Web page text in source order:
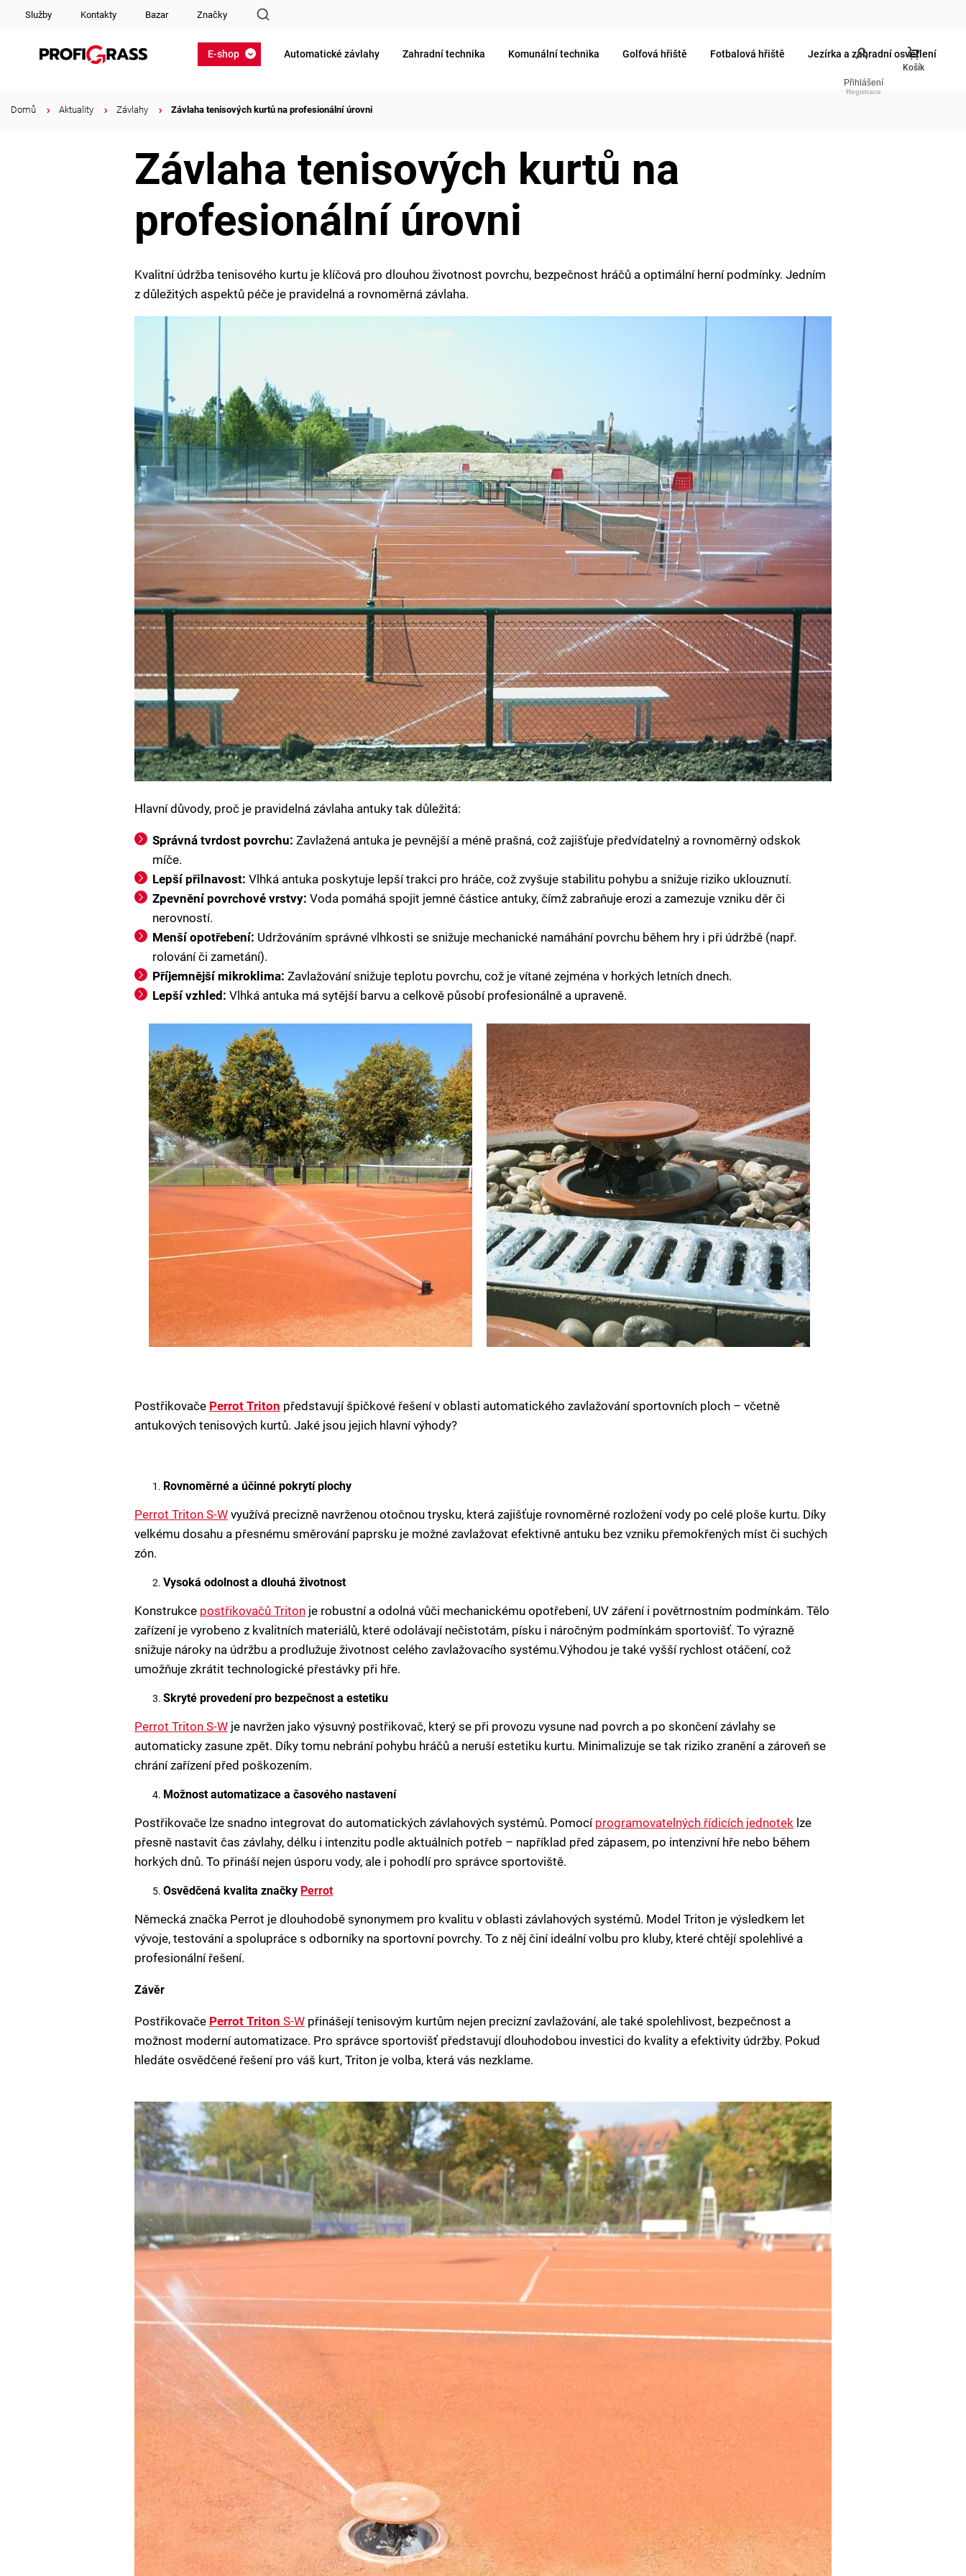
Služby Kontakty Bazar Značky
Přihlášení
E-shop Automatické závlahy Zahradní technika Komunální technika Golfová hřiště Fotbalová hřiště Jezírka a zahradní osvětlení
Domů Aktuality Závlahy Závlaha tenisových kurtů na profesionální úrovni
Závlaha tenisových kurtů na
profesionální úrovni
Kvalitní údržba tenisového kurtu je klíčová pro dlouhou životnost povrchu, bezpečnost hráčů a optimální herní podmínky. Jedním
z důležitých aspektů péče je pravidelná a rovnoměrná závlaha.
Hlavní důvody, proč je pravidelná závlaha antuky tak důležitá:
Správná tvrdost povrchu: Zavlažená antuka je pevnější a méně prašná, což zajišťuje předvídatelný a rovnoměrný odskok
míče.
Lepší přilnavost: Vlhká antuka poskytuje lepší trakci pro hráče, což zvyšuje stabilitu pohybu a snižuje riziko uklouznutí.
Zpevnění povrchové vrstvy: Voda pomáhá spojit jemné částice antuky, čímž zabraňuje erozi a zamezuje vzniku děr či
nerovností.
Menší opotřebení: Udržováním správné vlhkosti se snižuje mechanické namáhání povrchu během hry i při údržbě (např.
rolování či zametání).
Příjemnější mikroklima: Zavlažování snižuje teplotu povrchu, což je vítané zejména v horkých letních dnech.
Lepší vzhled: Vlhká antuka má sytější barvu a celkově působí profesionálně a upraveně.
Postřikovače Perrot Triton představují špičkové řešení v oblasti automatického zavlažování sportovních ploch – včetně
antukových tenisových kurtů. Jaké jsou jejich hlavní výhody?
Rovnoměrné a účinné pokrytí plochy
Perrot Triton S-W využívá precizně navrženou otočnou trysku, která zajišťuje rovnoměrné rozložení vody po celé ploše kurtu. Díky
velkému dosahu a přesnému směrování paprsku je možné zavlažovat efektivně antuku bez vzniku přemokřených míst či suchých
zón.
Vysoká odolnost a dlouhá životnost
Konstrukce postřikovačů Triton je robustní a odolná vůči mechanickému opotřebení, UV záření i povětrnostním podmínkám. Tělo
zařízení je vyrobeno z kvalitních materiálů, které odolávají nečistotám, písku i náročným podmínkám sportovišť. To výrazně
snižuje nároky na údržbu a prodlužuje životnost celého zavlažovacího systému.Výhodou je také vyšší rychlost otáčení, což
umožňuje zkrátit technologické přestávky při hře.
Skryté provedení pro bezpečnost a estetiku
Perrot Triton S-W je navržen jako výsuvný postřikovač, který se při provozu vysune nad povrch a po skončení závlahy se
automaticky zasune zpět. Díky tomu nebrání pohybu hráčů a neruší estetiku kurtu. Minimalizuje se tak riziko zranění a zároveň se
chrání zařízení před poškozením.
Možnost automatizace a časového nastavení
Postřikovače lze snadno integrovat do automatických závlahových systémů. Pomocí programovatelných řídicích jednotek lze
přesně nastavit čas závlahy, délku i intenzitu podle aktuálních potřeb – například před zápasem, po intenzivní hře nebo během
horkých dnů. To přináší nejen úsporu vody, ale i pohodlí pro správce sportoviště.
Osvědčená kvalita značky Perrot
Německá značka Perrot je dlouhodobě synonymem pro kvalitu v oblasti závlahových systémů. Model Triton je výsledkem let
vývoje, testování a spolupráce s odborníky na sportovní povrchy. To z něj činí ideální volbu pro kluby, které chtějí spolehlivé a
profesionální řešení.
Závěr
Postřikovače Perrot Triton S-W přinášejí tenisovým kurtům nejen precizní zavlažování, ale také spolehlivost, bezpečnost a
možnost moderní automatizace. Pro správce sportovišť představují dlouhodobou investici do kvality a efektivity údržby. Pokud
hledáte osvědčené řešení pro váš kurt, Triton je volba, která vás nezklame.